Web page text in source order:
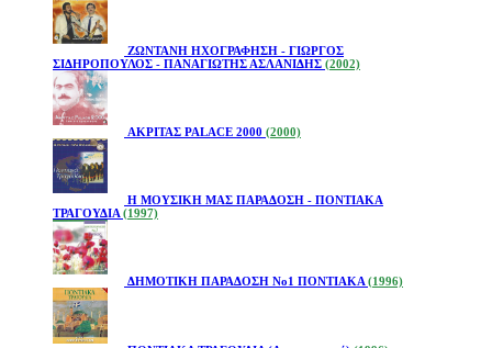
ΖΩΝΤΑΝΗ ΗΧΟΓΡΑΦΗΣΗ - ΓΙΩΡΓΟΣ
ΣΙΔΗΡΟΠΟΥΛΟΣ - ΠΑΝΑΓΙΩΤΗΣ ΑΣΛΑΝΙΔΗΣ (2002)
ΑΚΡΙΤΑΣ PALACE 2000 (2000)
Η ΜΟΥΣΙΚΗ ΜΑΣ ΠΑΡΑΔΟΣΗ - ΠΟΝΤΙΑΚΑ
ΤΡΑΓΟΥΔΙΑ (1997)
ΔΗΜΟΤΙΚΗ ΠΑΡΑΔΟΣΗ Νο1 ΠΟΝΤΙΑΚΑ(1996)